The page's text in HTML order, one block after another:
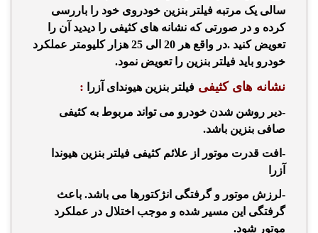
سالی یک مرتبه فیلتر بنزین خودروی خود را باررسی
کرده و در صورتی که نشانه های کثیفی را دیدید آن را
تعویض کنید .در واقع هر 20 الی 25 هزار کلیومتر عملکرد
خودرو باید فیلتر بنزین را تعویض نمود.
نشانه های کثیفی فیلتر بنزین هیوندای آزرا :
-دیر روشن شدن خودرو می تواند مربوط به کثیفی
صافی بنزین باشد.
- افت قدرت موتور از علائم کثیفی فیلتر بنزین هیوندا
آزرا
-لرزش موتور و گرفتگی انژکتورها می باشد. باعث
گرفتگی این مسیر شده و موجب اختلال در عملکرد
موتور شود.